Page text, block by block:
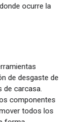
ocurre la
de desgaste de
de carcasa.
componentes
todos los